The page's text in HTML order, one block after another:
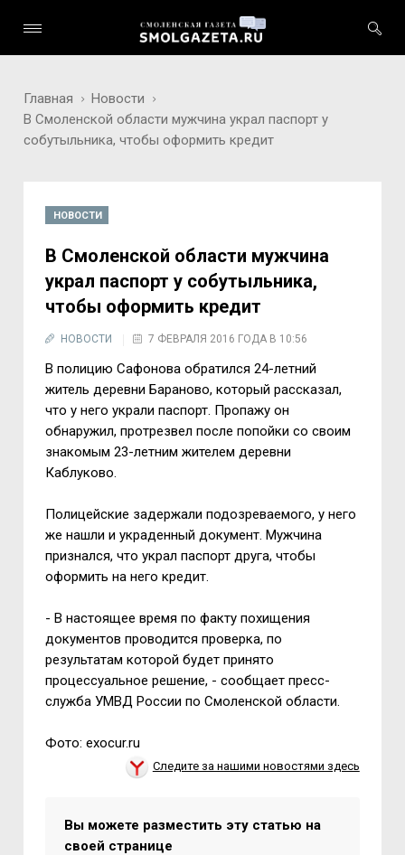
Главная
Новости
В Смоленской области мужчина украл паспорт у
собутыльника, чтобы оформить кредит
НОВОСТИ
В Смоленской области мужчина
украл паспорт у собутыльника,
чтобы оформить кредит
НОВОСТИ 7 ФЕВРАЛЯ 2016 ГОДА В 10:56
В полицию Сафонова обратился 24-летний
житель деревни Бараново, который рассказал,
что у него украли паспорт. Пропажу он
обнаружил, протрезвел после попойки со своим
знакомым 23-летним жителем деревни
Каблуково.
Полицейские задержали подозреваемого, у него
же нашли и украденный документ. Мужчина
признался, что украл паспорт друга, чтобы
оформить на него кредит.
- В настоящее время по факту похищения
документов проводится проверка, по
результатам которой будет принято
процессуальное решение, - сообщает пресс-
служба УМВД России по Смоленской области.
Фото: exocur.ru
Следите за нашими новостями здесь
Вы можете разместить эту статью на
своей странице